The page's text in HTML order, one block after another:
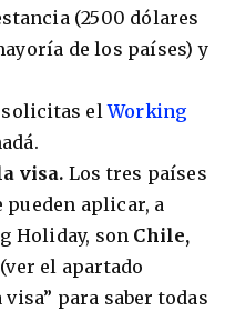
(2500 dólares
de los países) y
solicitas elWorking
visa. Los tres países
aplicar, a
Holiday, son Chile,
(ver el apartado
para saber todas